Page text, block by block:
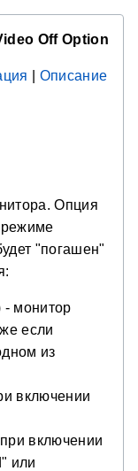
Off Option
Описание
Опция
режиме
"погашен"
- монитор
если
из
включении
включении
или